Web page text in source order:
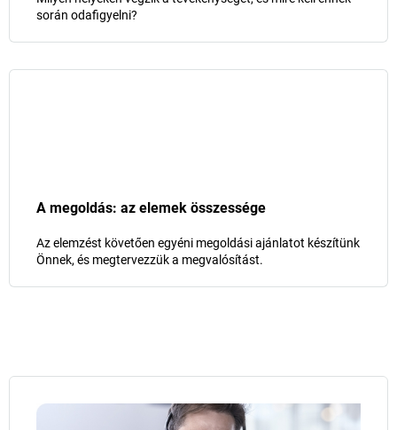
során odafigyelni?
A megoldás: az elemek összessége
Az elemzést követően egyéni megoldási ajánlatot készítünk
Önnek, és megtervezzük a megvalósítást.